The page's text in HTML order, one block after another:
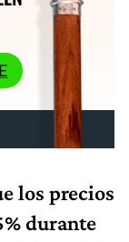
los precios
durante